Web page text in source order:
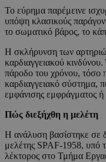
Το εύρημα παρέμεινε
υπόψη κλασικούς
το σωματικό βάρος, το
Η σκλήρυνση των
καρδιαγγειακού
πάροδο του χρόνου, τόσο
καρδιαγγειακό σύστημα,
εμφάνισης εμφράγματος ή
Πώς διεξήχθη η μελέτη
Η ανάλυση βασίστηκε σε
μελέτης SPAF-1958, υπό
λέκτορος στο Τμήμα